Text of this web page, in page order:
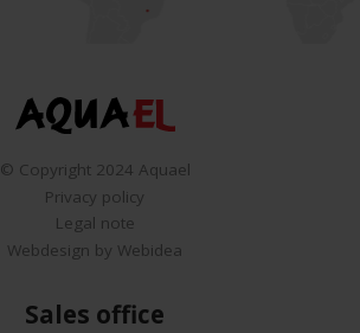
© Copyright 2024 Aquael
Privacy policy
Legal note
Webdesign by Webidea
Sales office